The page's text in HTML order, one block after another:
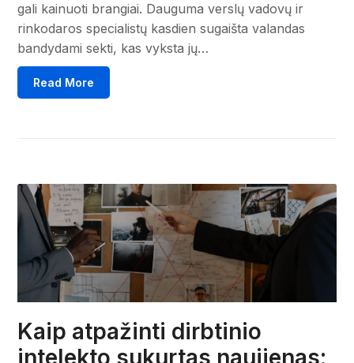
gali kainuoti brangiai. Dauguma verslų vadovų ir
rinkodaros specialistų kasdien sugaišta valandas
bandydami sekti, kas vyksta jų…
Read More
Kaip atpažinti dirbtinio
intelekto sukurtas naujienas: